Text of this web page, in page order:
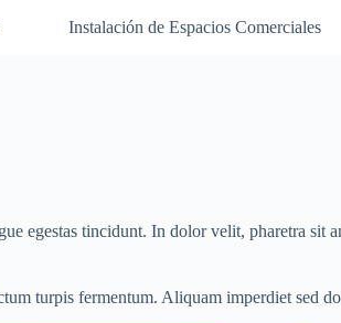
Instalación de Espacios Comerciales
egestas tincidunt. In dolor velit, pharetra sit
turpis fermentum. Aliquam imperdiet sed